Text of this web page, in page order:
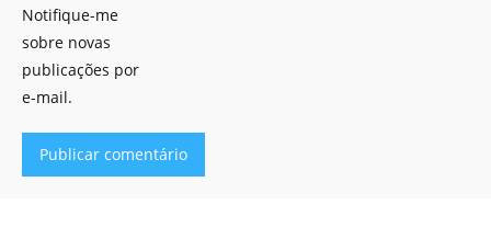
Notifique-me
sobre novas
publicações por
e-mail.